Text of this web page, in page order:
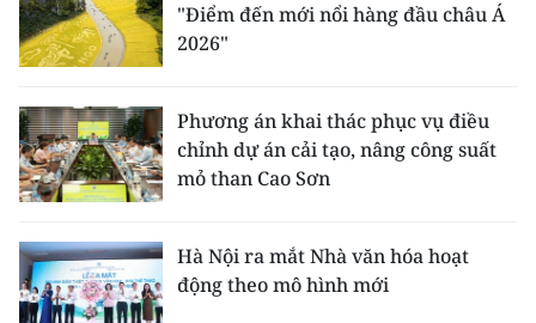
"Điểm đến mới nổi hàng đầu châu Á
2026"
Phương án khai thác phục vụ điều
chỉnh dự án cải tạo, nâng công suất
mỏ than Cao Sơn
Hà Nội ra mắt Nhà văn hóa hoạt
động theo mô hình mới